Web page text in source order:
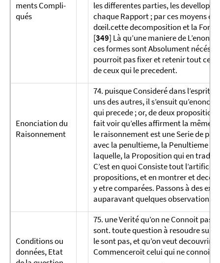
ments Compli­
qués
les differentes parties, les
chaque Rapport ; par ces moyens on
dœil.cette decomposition et la Forme
[349] Là qu’une maniere de
ces formes sont Absolument
pourroit pas fixer et retenir tout ce
de ceux qui le precedent.
Enonciation du
Raisonnement
74. puisque Consideré dans l’esprit,
uns des autres, il s’ensuit
qui precede ; or, de deux
fait voir qu’elles affirment la même
le raisonnement est une Serie de
avec la penultieme, la Penultieme
laquelle, la Proposition qui en
C’est en quoi Consiste tout
propositions, et en montrer et
y etre comparées. Passons à des
auparavant quelques observations
Conditions ou
données, Etat
75. une Verité qu’on ne Connoit pas,
sont. toute question à resoudre
le sont pas, et qu’on veut decouvrir.
Commenceroit celui qui ne